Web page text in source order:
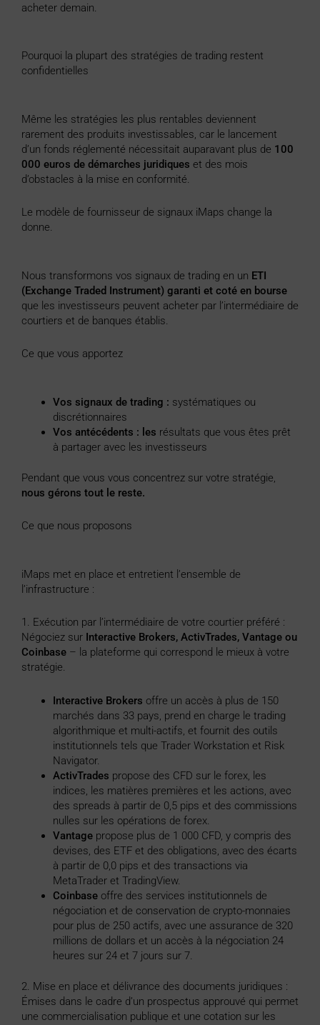
acheter demain.
Pourquoi la plupart des stratégies de trading restent
confidentielles
Même les stratégies les plus rentables deviennent
rarement des produits investissables, car le lancement
d’un fonds réglementé nécessitait auparavant plus de 100
000 euros de démarches juridiques et des mois
d’obstacles à la mise en conformité.
Le modèle de fournisseur de signaux iMaps change la
donne.
Nous transformons vos signaux de trading en un ETI
(Exchange Traded Instrument) garanti et coté en bourse
que les investisseurs peuvent acheter par l’intermédiaire de
courtiers et de banques établis.
Ce que vous apportez
Vos signaux de trading : systématiques ou
discrétionnaires
Vos antécédents : les résultats que vous êtes prêt
à partager avec les investisseurs
Pendant que vous vous concentrez sur votre stratégie,
nous gérons tout le reste.
Ce que nous proposons
iMaps met en place et entretient l’ensemble de
l’infrastructure :
1. Exécution par l’intermédiaire de votre courtier préféré :
Négociez sur Interactive Brokers, ActivTrades, Vantage ou
Coinbase – la plateforme qui correspond le mieux à votre
stratégie.
Interactive Brokers offre un accès à plus de 150
marchés dans 33 pays, prend en charge le trading
algorithmique et multi-actifs, et fournit des outils
institutionnels tels que Trader Workstation et Risk
Navigator.
ActivTrades propose des CFD sur le forex, les
indices, les matières premières et les actions, avec
des spreads à partir de 0,5 pips et des commissions
nulles sur les opérations de forex.
Vantagepropose plus de 1 000 CFD, y compris des
devises, des ETF et des obligations, avec des écarts
à partir de 0,0 pips et des transactions via
MetaTrader et TradingView.
Coinbaseoffre des services institutionnels de
négociation et de conservation de crypto-monnaies
pour plus de 250 actifs, avec une assurance de 320
millions de dollars et un accès à la négociation 24
heures sur 24 et 7 jours sur 7.
2. Mise en place et délivrance des documents juridiques :
Émises dans le cadre d’un prospectus approuvé qui permet
une commercialisation publique et une cotation sur les